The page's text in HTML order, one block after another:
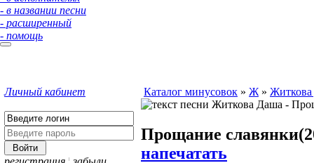
- в названии песни
- расширенный
- помощь
Личный кабинет Каталог минусовок » Ж »
Прощание
напечатать